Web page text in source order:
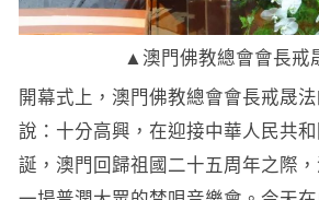
▲澳門佛教總會會長戒
開幕式上，澳門佛教總會會長戒晟
說：十分高興，在迎接中華人民共
誕，澳門回歸祖國二十五周年之際